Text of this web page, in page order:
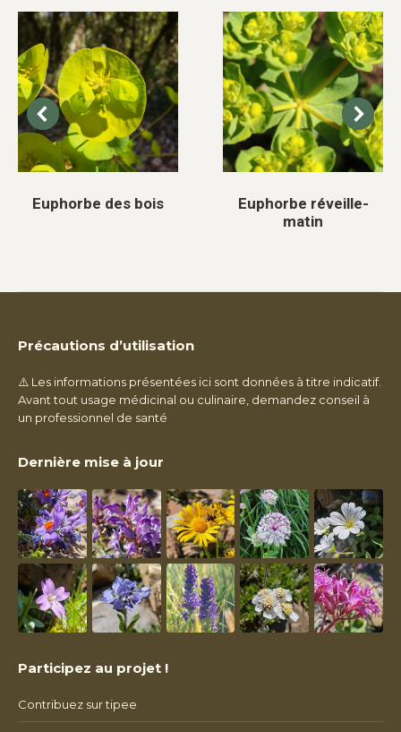
Euphorbe des bois
Euphorbe réveille-
matin
Précautions d’utilisation
⚠️ Les informations présentées ici sont données à titre indicatif.
Avant tout usage médicinal ou culinaire, demandez conseil à
un professionnel de santé
Dernière mise à jour
Participez au projet !
Contribuez sur tipee